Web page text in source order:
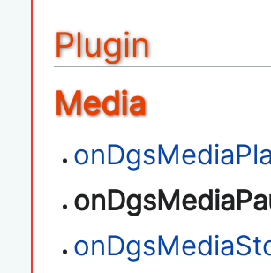
Plugin
Media